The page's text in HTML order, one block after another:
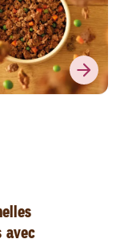
avec